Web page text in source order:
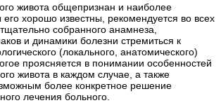
живота общепризнан и наиболее
хорошо известны, рекомендуется во всех
собранного анамнеза,
и динамики болезни стремиться к
(локального, анатомического)
проясняется в понимании особенностей
живота в каждом случае, а также
более конкретное решение
лечения больного.